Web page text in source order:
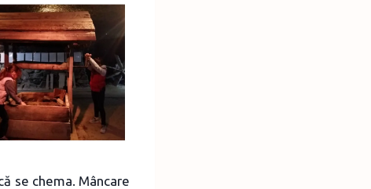
se chema. Mâncare